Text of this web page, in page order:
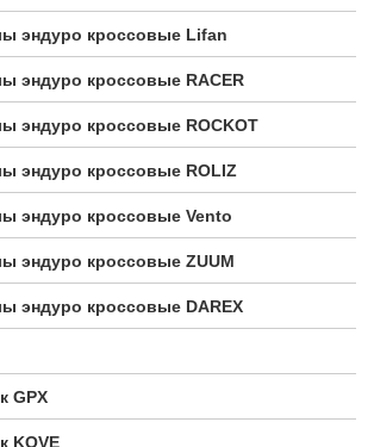
эндуро кроссовые Lifan
эндуро кроссовые RACER
эндуро кроссовые ROCKOT
эндуро кроссовые ROLIZ
эндуро кроссовые Vento
эндуро кроссовые ZUUM
эндуро кроссовые DAREX
GPX
KOVE